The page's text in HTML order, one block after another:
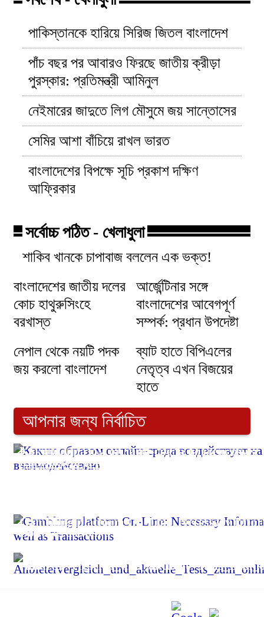
পাকিস্তানকে হারিয়ে সিরিজ জিতল বাংলাদেশ
পাঁচ বছর পর আবারও ফিরছে জাতীয় ক্রীড়া
পুরস্কার: প্রতিমন্ত্রী আমিনুল
নেইমারের জাদুতে লিগ মৌসুমে জয় সান্তোসের
সেমির আশা বাঁচিয়ে রাখল ভারত
বাংলাদেশের বিপক্ষে সূচি প্রকাশ দক্ষিণ
আফ্রিকার
সর্বোচ্চ পঠিত - খেলাধুলা
শাকিব খানকে চাপাবাজ বললেন এক ভক্ত!
বাংলাদেশের জাতীয় দলের
কোচ হাথুরুসিংহে
বরখাস্ত
আর্জেন্টিনার সঙ্গে
বাংলাদেশের আবেগপূর্ণ
সম্পর্ক: প্রধান উপদেষ্টা
নেপাল থেকে নয়টি পদক
জয় করলো বাংলাদেশ
ব্যাট হাতে বিপিএলের
নেতৃত্ব এখন বিজয়ের
হাতে
আপনার জন্য নির্বাচিত
Каким образом онлайн-среда
взаимодействию
ছুরিকাঘাতে হত্যা নৈশপ্রহরী
Gambling platform On-Line: Necessary
Bonuses as well as Transactions